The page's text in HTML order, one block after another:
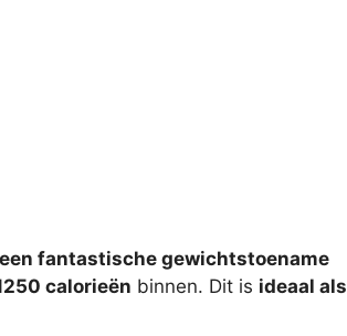
een fantastische gewichtstoename
calorieën binnen. Dit is ideaal als